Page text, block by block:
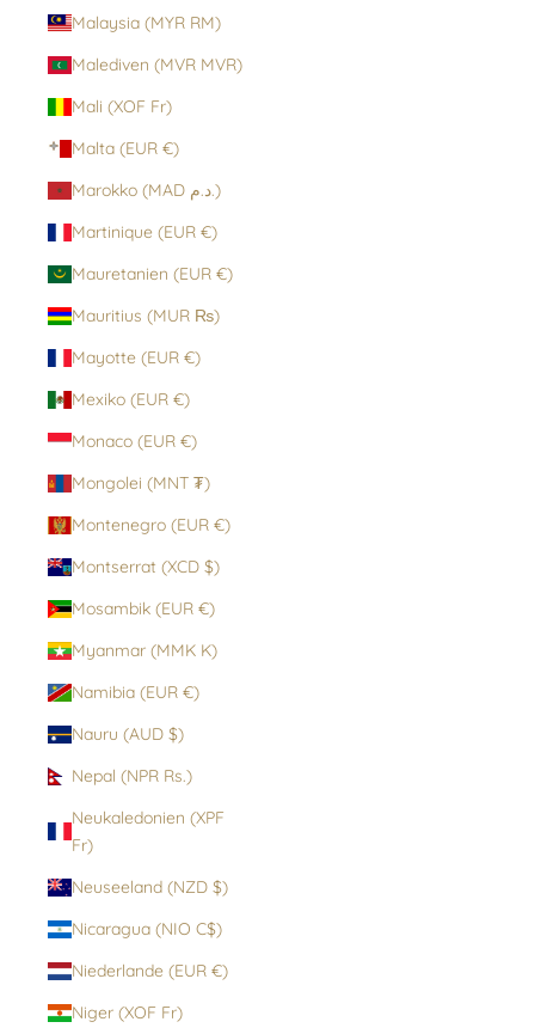
Malaysia (MYR RM)
Malediven (MVR MVR)
Mali (XOF Fr)
Malta (EUR €)
Marokko (MAD د.م.)
Martinique (EUR €)
Mauretanien (EUR €)
Mauritius (MUR ₨)
Mayotte (EUR €)
Mexiko (EUR €)
Monaco (EUR €)
Mongolei (MNT ₮)
Montenegro (EUR €)
Montserrat (XCD $)
Mosambik (EUR €)
Myanmar (MMK K)
Namibia (EUR €)
Nauru (AUD $)
Nepal (NPR Rs.)
Neukaledonien (XPF
Fr)
Neuseeland (NZD $)
Nicaragua (NIO C$)
Niederlande (EUR €)
Niger (XOF Fr)